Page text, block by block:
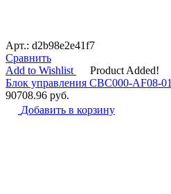
Арт.: d2b98e2e41f7
Сравнить
Add to Wishlist
Product Added!
Блок управления CBC000-AF08-01
90708.96 руб.
Добавить в корзину